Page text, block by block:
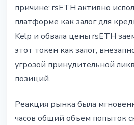
причине: rsETH активно
платформе как залог для
Kelp и обвала цены rsETH
этот токен как залог,
угрозой принудительной
позиций.
Реакция рынка была
часов общий объем попыток